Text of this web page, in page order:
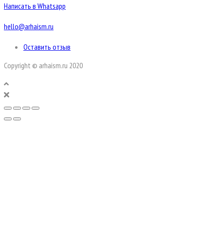
Написать в Whatsapp
hello@arhaism.ru
Оставить отзыв
Copyright © arhaism.ru 2020